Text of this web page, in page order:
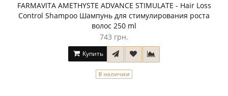
FARMAVITA AMETHYSTE ADVANCE STIMULATE - Hair Loss
Control Shampoo Шампунь для стимулирования роста
волос 250 ml
743 грн.
Купить
В наличии